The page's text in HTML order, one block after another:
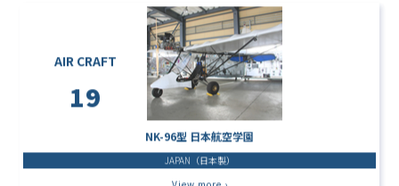
AIR CRAFT
19
NK-96型 日本航空学園
JAPAN（日本製）
View more ›